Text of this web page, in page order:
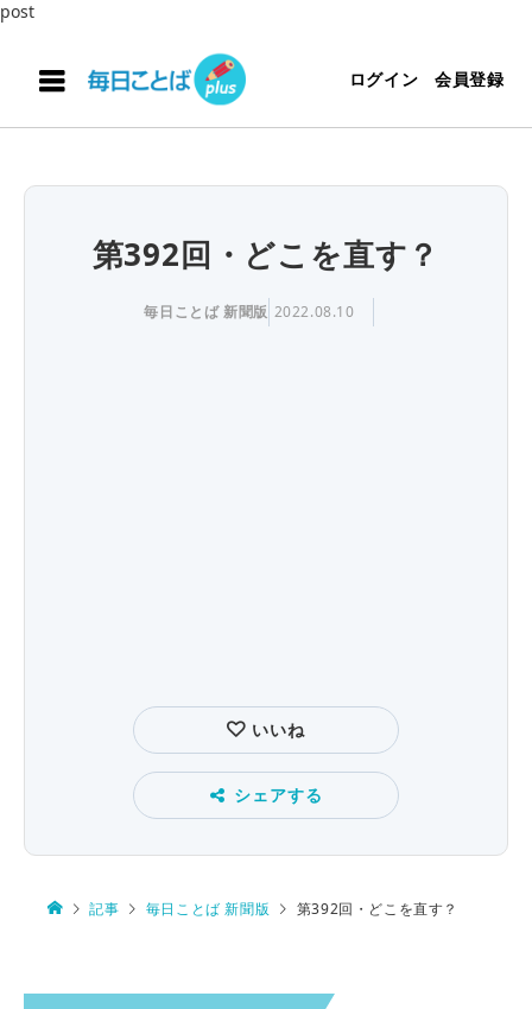
post
ログイン 会員登録
第392回・どこを直す？
毎日ことば 新聞版 2022.08.10
いいね
シェアする
記事 毎日ことば 新聞版 第392回・どこを直す？